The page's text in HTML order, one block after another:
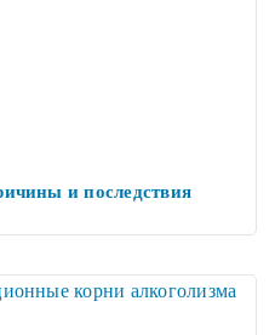
и последствия